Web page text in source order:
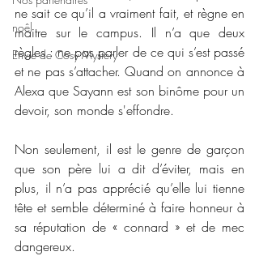
noêl
Envie de Cosy Mystery
ne sait ce qu’il a vraiment fait, et règne en
maitre sur le campus. Il n’a que deux
règles : ne pas parler de ce qui s’est passé
et ne pas s’attacher. Quand on annonce à
Alexa que Sayann est son binôme pour un
devoir, son monde s'effondre.
Non seulement, il est le genre de garçon
que son père lui a dit d’éviter, mais en
plus, il n’a pas apprécié qu’elle lui tienne
tête et semble déterminé à faire honneur à
sa réputation de « connard » et de mec
dangereux.